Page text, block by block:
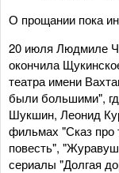
О прощании пока
20 июля Людмиле
окончила
театра имени
были большими",
Шукшин, Леонид
фильмах "Сказ про
повесть",
сериалы "Долгая